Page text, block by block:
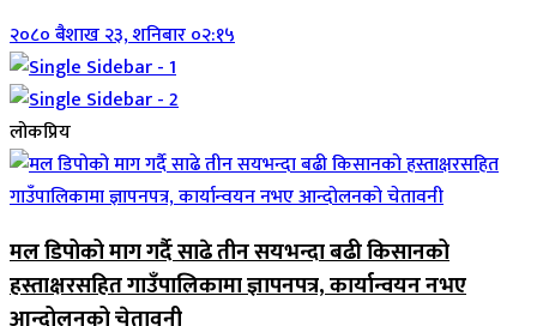
२०८० बैशाख २३, शनिबार ०२:१५
लोकप्रिय
मल डिपोको माग गर्दै साढे तीन सयभन्दा बढी किसानको
हस्ताक्षरसहित गाउँपालिकामा ज्ञापनपत्र, कार्यान्वयन नभए